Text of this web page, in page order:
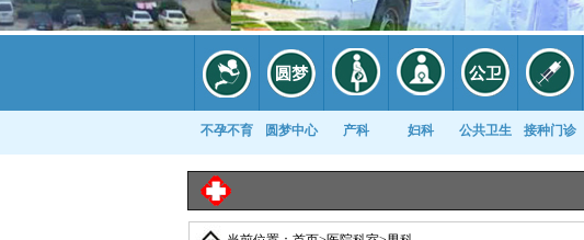
不孕不育 圆梦中心 产科 妇科 公共卫生 接种门诊